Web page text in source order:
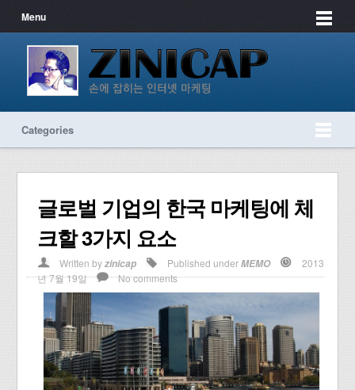
Menu
Categories
글로벌 기업의 한국 마케팅에 체
크할 3가지 요소
Written byzinicap Published underMEMO
2013
년 7월 19일
No comments